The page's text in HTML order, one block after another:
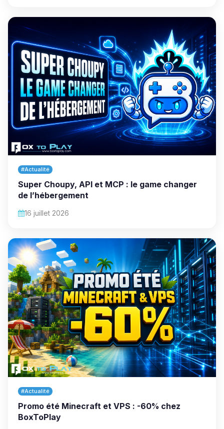
#Actualité
Super Choupy, API et MCP : le game changer
de l’hébergement
16 juillet 2026
#Actualité
Promo été Minecraft et VPS : -60% chez
BoxToPlay